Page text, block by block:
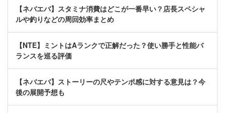
【ネバエバ】スタミナ消費はどこが一番早い？店長スペシャ
ルや釣りなどの周回効率まとめ
【NTE】ミントはAランクで正解だった？使い勝手と性能バ
ランスを巡る評価
【ネバエバ】ストーリーの尺やテンポ感に対する意見は？今
後の展開予想も